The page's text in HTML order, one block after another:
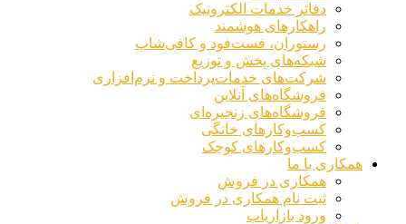
دفاتر خدمات الکترونیک
راهکارهای هوشمند
رستوران، فست‌فود و کافی‌شاپ
شبکه‌های پخش و توزیع
شرکت‌های خدمات‌پرداخت و نرم‌افزاری
فروشگاه‌های آنلاین
فروشگاه‌های زنجیره‌ای
کسب‌وکارهای خانگی
کسب‌وکارهای کوچک
همکاری با ما
همکاری در فروش
ثبت نام همکاری در فروش
ورود بازاریاب